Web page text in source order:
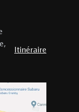
,
Itinéraire